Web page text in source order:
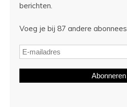
berichten.
Voeg je bij 87 andere abonnees
Abonneren